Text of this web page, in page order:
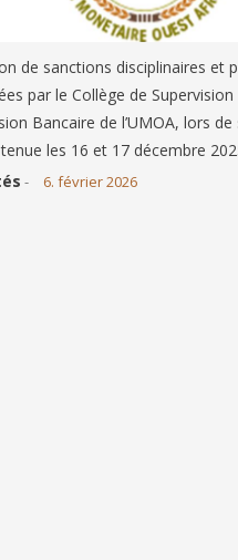
de sanctions disciplinaires et
par le Collège de Supervision
Bancaire de l’UMOA, lors
les 16 et 17 décembre
- 6. février 2026